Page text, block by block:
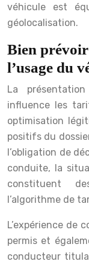
véhicule est
géolocalisation.
Bien
l’usage du
La
influence les
optimisation
positifs du
l’obligation de
conduite, la
constituent
l’algorithme de
L’expérience de
permis et
conducteur